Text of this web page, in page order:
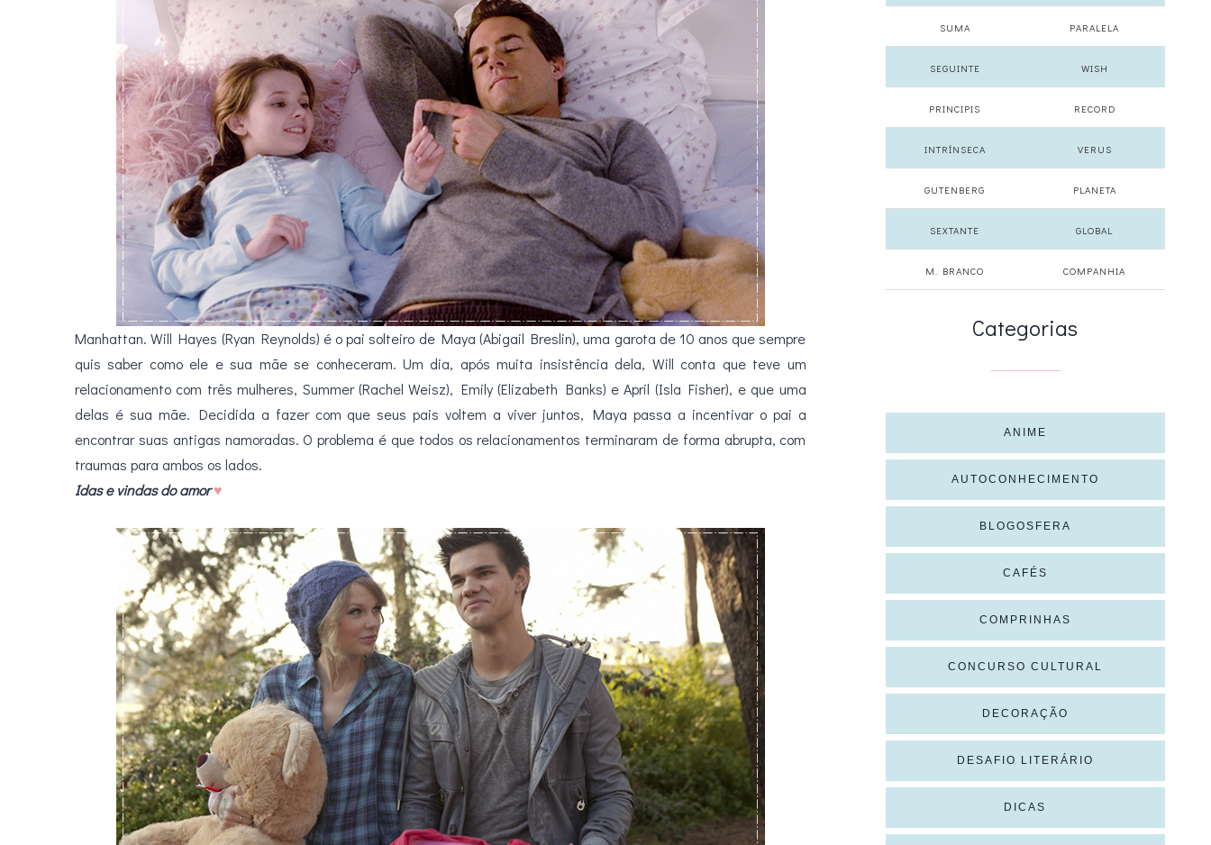
Manhattan. Will Hayes (Ryan Reynolds) é o pai solteiro de Maya (Abigail Breslin), uma garota de 10 anos que sempre
quis saber como ele e sua mãe se conheceram. Um dia, após muita insistência dela, Will conta que teve um
relacionamento com três mulheres, Summer (Rachel Weisz), Emily (Elizabeth Banks) e April (Isla Fisher), e que uma
delas é sua mãe. Decidida a fazer com que seus pais voltem a viver juntos, Maya passa a incentivar o pai a
encontrar suas antigas namoradas. O problema é que todos os relacionamentos terminaram de forma abrupta, com
traumas para ambos os lados.
Idas e vindas do amor ♥
SUMA PARALELA
SEGUINTE WISH
PRINCIPIS RECORD
INTRÍNSECA VERUS
GUTENBERG PLANETA
SEXTANTE GLOBAL
M. BRANCO COMPANHIA
Categorias
ANIME
AUTOCONHECIMENTO
BLOGOSFERA
CAFÉS
COMPRINHAS
CONCURSO CULTURAL
DECORAÇÃO
DESAFIO LITERÁRIO
DICAS